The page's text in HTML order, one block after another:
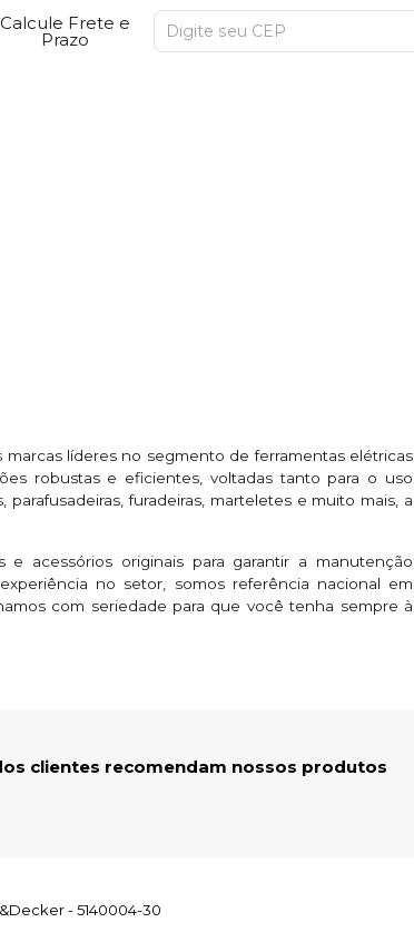
Calcule Frete e
Prazo
marcas líderes no segmento de ferramentas elétricas
robustas e eficientes, voltadas tanto para o uso
furadeiras, marteletes e muito mais, a
e acessórios originais para garantir a manutenção
no setor, somos referência nacional em
com seriedade para que você tenha sempre à
clientes recomendam nossos produtos
- 5140004-30